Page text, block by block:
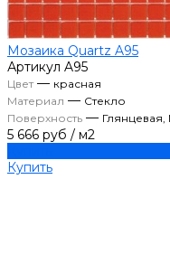
Мозаика Quartz A95
Артикул A95
Цвет— красная
Материал — Стекло
Поверхность — Глянцевая,
5 666 руб / м2
Купить